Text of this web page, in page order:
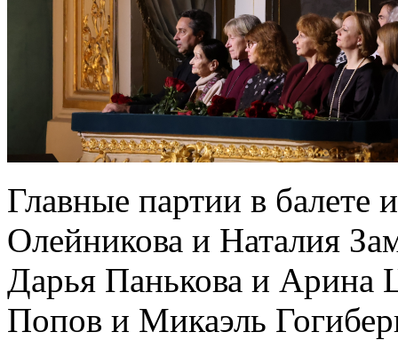
Главные партии в
Олейникова и Наталия
Дарья Панькова и Арина
Попов и Микаэль